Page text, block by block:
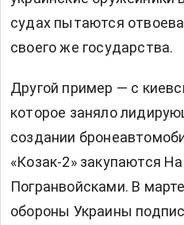
судах пытаются
своего же государства.
Другой пример — с
которое заняло
создании
«Козак-2» закупаются
Погранвойсками. В
обороны Украины